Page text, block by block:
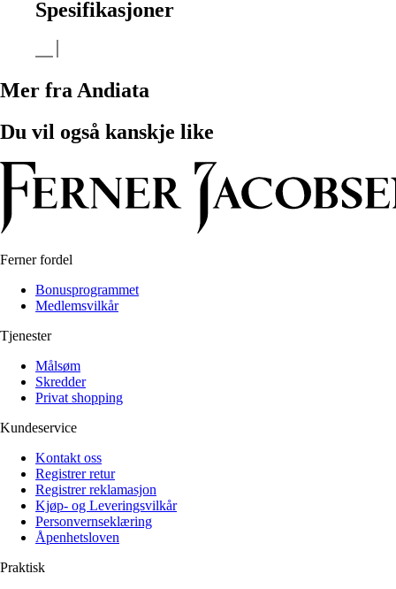
Spesifikasjoner
Mer fra Andiata
Du vil også kanskje like
Ferner fordel
Bonusprogrammet
Medlemsvilkår
Tjenester
Målsøm
Skredder
Privat shopping
Kundeservice
Kontakt oss
Registrer retur
Registrer reklamasjon
Kjøp- og Leveringsvilkår
Personvernseklæring
Åpenhetsloven
Praktisk